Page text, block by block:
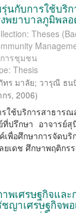
นกับการใช้บริ
พยาบาลภูมิพล
Theses
ารชุมชน
Thesis
ร มาลัย; วารุณี ธ
ร, 2006)
ใช้บริการสาธารณ
ที่ปรึกษา อาจารย์
เพื่อศึกษาการจัดบ
เดช ศึกษาพฤติกร
พเศรษฐกิจแล
ญาเศรษฐกิจพ